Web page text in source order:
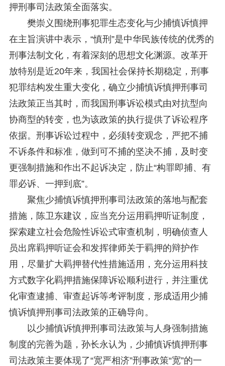
押刑事司法政策全面落实。
樊崇义围绕刑事犯罪生态变化与少捕慎诉慎押
在主旨演讲中表示，“慎刑”是中华民族传统的优秀的
刑事法制文化，有着深刻的思想文化渊源。改革开
放特别是近20年来，我国社会保持长期稳定，刑事
犯罪结构发生重大变化，确立少捕慎诉慎押刑事司
法政策正当其时，而我国刑事诉讼模式由对抗型向
协商型的转变，也为该政策的执行提供了诉讼程序
依据。刑事诉讼过程中，必须转变观念，严把不捕
不诉条件和标准，做到可不捕的坚决不捕，及时变
更强制措施和作出不起诉决定，防止“构罪即捕、有
罪必诉、一押到底”。
聚焦少捕慎诉慎押刑事司法政策的落地与配套
措施，陈卫东建议，应当充分运用羁押听证制度，
探索建立社会危险性诉讼式审查机制，明确侦查人
员出席羁押听证会和发挥律师关于羁押的辩护作
用，尽量扩大羁押替代性措施适用，充分运用科技
方式数字化羁押措施保障诉讼顺利进行，并注重优
化审查逮捕、审查起诉等考评制度，形成适用少捕
慎诉慎押刑事司法政策的正确导向。
以少捕慎诉慎押刑事司法政策与人身强制措施
制度的完善为题，孙长永认为，少捕慎诉慎押刑事
司法政策主要体现了“宽严相济”刑事政策“宽”的一